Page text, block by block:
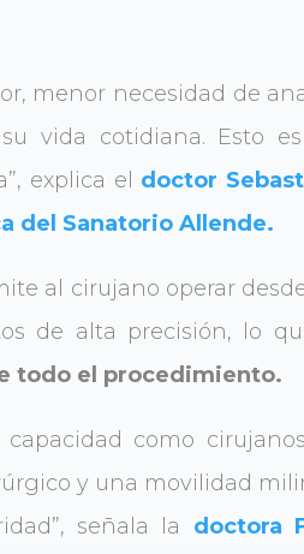
menor necesidad de
vida cotidiana. Esto
explica el doctor
del Sanatorio Allende.
al cirujano operar
de alta precisión, lo
todo el procedimiento.
como
y una movilidad
señala la doctora